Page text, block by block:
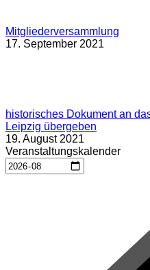
Mitgliederversammlung
17. September 2021
historisches Dokument an
Leipzig übergeben
19. August 2021
Veranstaltungskalender